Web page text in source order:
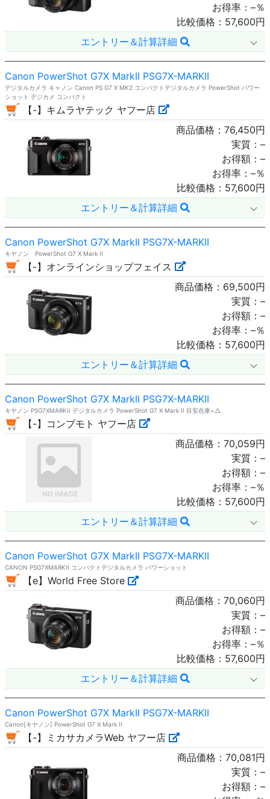
お得率： –％
比較価格： 57,600円
エントリー＆計算詳細
Canon PowerShot G7X MarkII PSG7X-MARKII
デジタルカメラ キャノン Canon PS G7 X MK2 コンパクトデジタルカメラ PowerShot パワー
ショット デジカメ コンパクト
【-】キムラヤテック ヤフー店
商品価格： 76,450円
実質： –
お得額： –
お得率： –％
比較価格： 57,600円
エントリー＆計算詳細
Canon PowerShot G7X MarkII PSG7X-MARKII
キヤノン PowerShot G7 X Mark II
【-】オンラインショップフェイス
商品価格： 69,500円
実質： –
お得額： –
お得率： –％
比較価格： 57,600円
エントリー＆計算詳細
Canon PowerShot G7X MarkII PSG7X-MARKII
キヤノン PSG7XMARKII デジタルカメラ PowerShot G7 X Mark II 目安在庫=△
【-】コンプモト ヤフー店
商品価格： 70,059円
実質： –
お得額： –
お得率： –％
比較価格： 57,600円
エントリー＆計算詳細
Canon PowerShot G7X MarkII PSG7X-MARKII
CANON PSG7XMARKII コンパクトデジタルカメラ パワーショット
【e】World Free Store
商品価格： 70,060円
実質： –
お得額： –
お得率： –％
比較価格： 57,600円
エントリー＆計算詳細
Canon PowerShot G7X MarkII PSG7X-MARKII
Canon[キヤノン] PowerShot G7 X Mark II
【-】ミカサカメラWeb ヤフー店
商品価格： 70,081円
実質： –
お得額： –